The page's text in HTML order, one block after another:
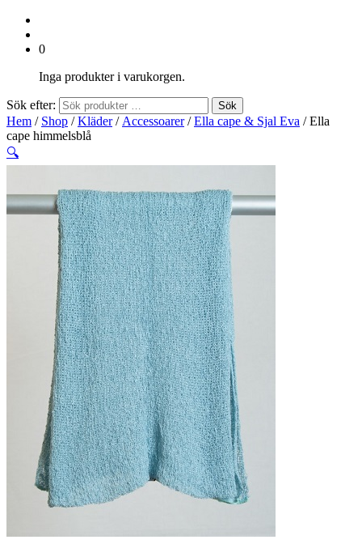
0
Inga produkter i varukorgen.
Sök efter: Sök
Hem / Shop /Kläder/ Accessoarer/Ella cape & Sjal Eva / Ella
cape himmelsblå
🔍